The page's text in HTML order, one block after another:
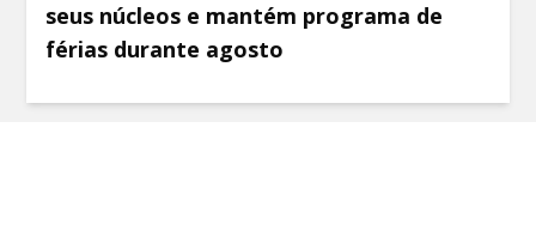
seus núcleos e mantém programa de
férias durante agosto